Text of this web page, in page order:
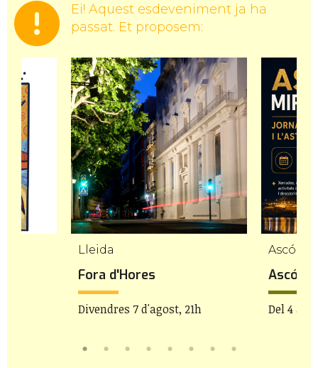
Ei! Aquest esdeveniment ja ha
passat. Et proposem:
Lleida
Fora d'Hores
Divendres 7 d'agost, 21h
Ascó
Ascó
Del 4 al